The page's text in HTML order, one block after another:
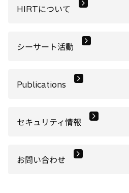
HIRTについて
シーサート活動
Publications
セキュリティ情報
お問い合わせ